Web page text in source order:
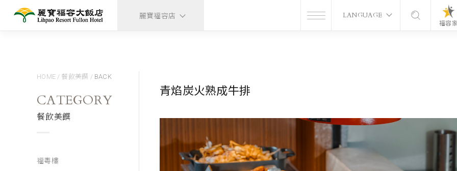
麗寶福容店 LANGUAGE
福容
HOME / 餐飲美饌 / BACK
CATEGORY
餐飲美饌
福粵樓
青焰炭火熟成牛排